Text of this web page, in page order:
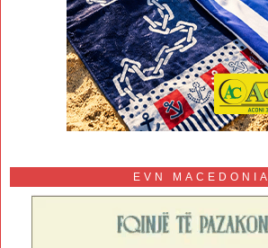
EVN MACEDONIA